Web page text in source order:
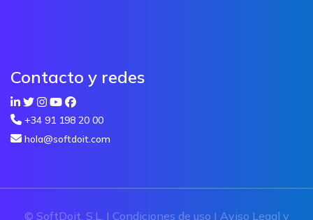
Contacto y redes
+34 91 198 20 00
hola@softdoit.com
© SoftDoit, S.L. | Condiciones de uso | Aviso Legal y